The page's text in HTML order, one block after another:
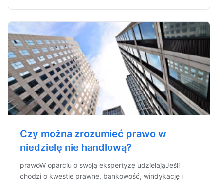
Czy można zrozumieć prawo w
niedzielę nie handlową?
prawoW oparciu o swoją ekspertyzę udzielająJeśli
chodzi o kwestie prawne, bankowość, windykację i